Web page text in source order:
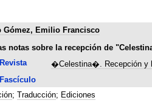
Gómez, Emilio Francisco
notas sobre la recepción de
Revista
�Celestina�. Recepción y
Fascículo
; Traducción; Ediciones